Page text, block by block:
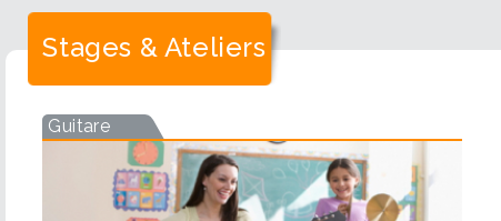
Stages & Ateliers
Guitare